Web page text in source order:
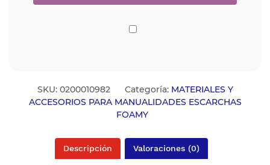
SKU: 0200010982 Categoría: MATERIALES Y
ACCESORIOS PARA MANUALIDADES ESCARCHAS
FOAMY
Descripción Valoraciones (0)